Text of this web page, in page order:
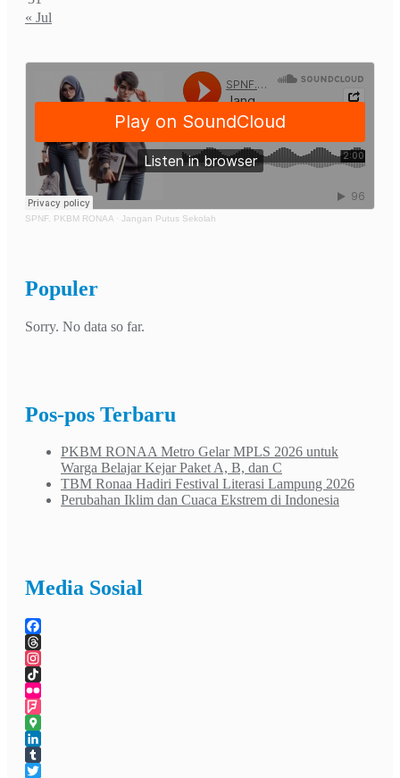
« Jul
SPNF. PKBM RONAA · Jangan Putus Sekolah
Populer
Sorry. No data so far.
Pos-pos Terbaru
PKBM RONAA Metro Gelar MPLS 2026 untuk
Warga Belajar Kejar Paket A, B, dan C
TBM Ronaa Hadiri Festival Literasi Lampung 2026
Perubahan Iklim dan Cuaca Ekstrem di Indonesia
Media Sosial
Facebook
Threads
Instagram
TikTok
Flickr
Foursquare
Google
Maps
LinkedIn
Tumblr